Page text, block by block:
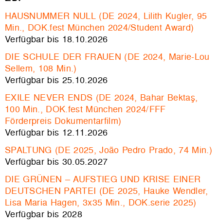
HAUSNUMMER NULL (DE 2024, Lilith Kugler, 95
Min., DOK.fest München 2024/Student Award)
Verfügbar bis 18.10.2026
DIE SCHULE DER FRAUEN (DE 2024, Marie-Lou
Sellem, 108 Min.)
Verfügbar bis 25.10.2026
EXILE NEVER ENDS (DE 2024, Bahar Bektaş,
100 Min., DOK.fest München 2024/FFF
Förderpreis Dokumentarfilm)
Verfügbar bis 12.11.2026
SPALTUNG (DE 2025, João Pedro Prado, 74 Min.)
Verfügbar bis 30.05.2027
DIE GRÜNEN – AUFSTIEG UND KRISE EINER
DEUTSCHEN PARTEI (DE 2025, Hauke Wendler,
Lisa Maria Hagen, 3x35 Min., DOK.serie 2025)
Verfügbar bis 2028